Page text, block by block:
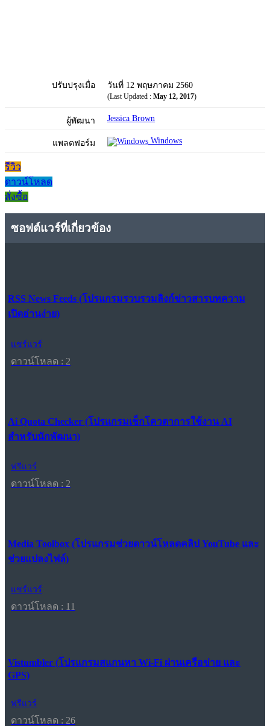
ปรับปรุงเมื่อ วันที่ 12 พฤษภาคม 2560
(Last Updated : May 12, 2017)
ผู้พัฒนา Jessica Brown
แพลตฟอร์ม Windows
รีวิว
ดาวน์โหลด
สั่งซื้อ
ซอฟต์แวร์ที่เกี่ยวข้อง
RSS News Feeds (โปรแกรมรวบรวมลิงก์ข่าวสารบทความ
เปิดอ่านง่าย)
แชร์แวร์
ดาวน์โหลด : 2
Ai Quota Checker (โปรแกรมเช็กโควตาการใช้งาน AI
สำหรับนักพัฒนา)
ฟรีแวร์
ดาวน์โหลด : 2
Media Toolbox (โปรแกรมช่วยดาวน์โหลดคลิป YouTube และ
ช่วยแปลงไฟล์)
แชร์แวร์
ดาวน์โหลด : 11
Vistumbler (โปรแกรมสแกนหา Wi-Fi ผ่านเครือข่าย และ
GPS)
ฟรีแวร์
ดาวน์โหลด : 26